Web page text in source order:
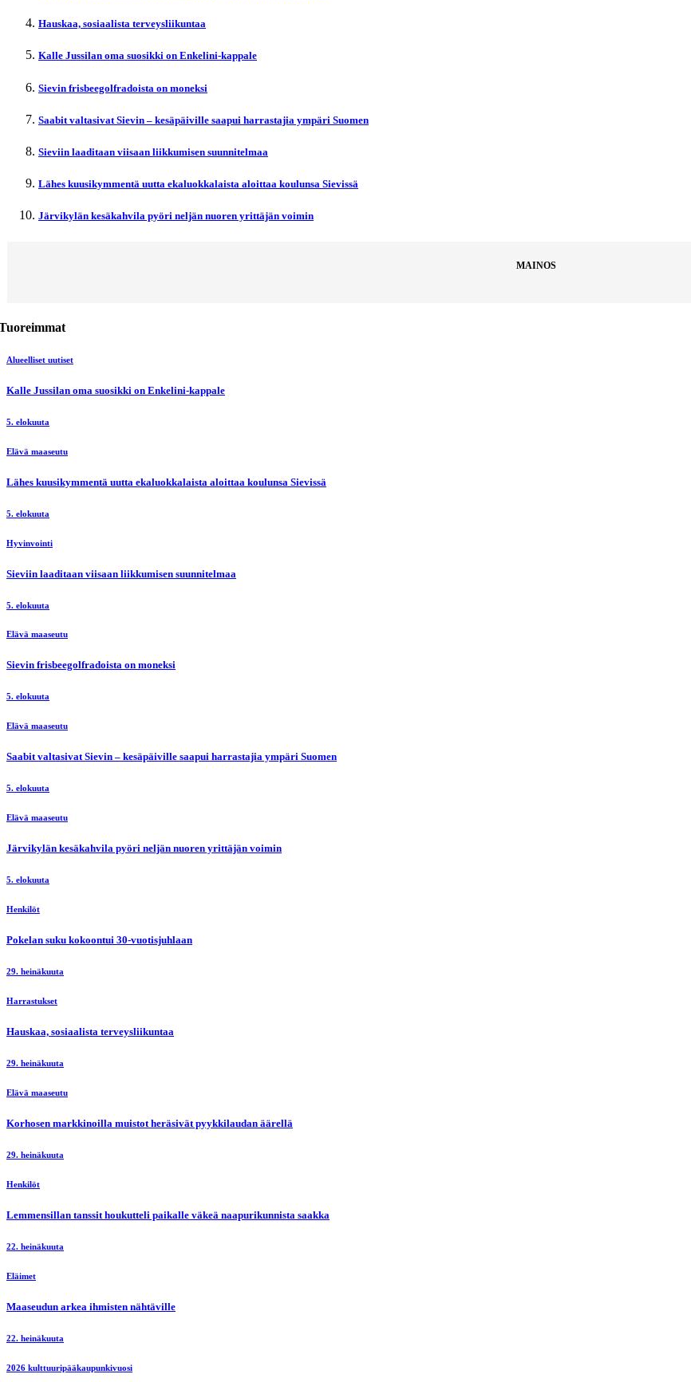
Hauskaa, sosiaalista terveysliikuntaa
Kalle Jussilan oma suosikki on Enkelini-kappale
Sievin frisbeegolfradoista on moneksi
Saabit valtasivat Sievin – kesäpäiville saapui harrastajia ympäri Suomen
Sieviin laaditaan viisaan liikkumisen suunnitelmaa
Lähes kuusikymmentä uutta ekaluokkalaista aloittaa koulunsa Sievissä
Järvikylän kesäkahvila pyöri neljän nuoren yrittäjän voimin
MAINOS
Alueelliset uutiset
Kalle Jussilan oma suosikki on Enkelini-kappale
5. elokuuta
Elävä maaseutu
Lähes kuusikymmentä uutta ekaluokkalaista aloittaa koulunsa Sievissä
5. elokuuta
Hyvinvointi
Sieviin laaditaan viisaan liikkumisen suunnitelmaa
5. elokuuta
Elävä maaseutu
Sievin frisbeegolfradoista on moneksi
5. elokuuta
Elävä maaseutu
Saabit valtasivat Sievin – kesäpäiville saapui harrastajia ympäri Suomen
5. elokuuta
Elävä maaseutu
Järvikylän kesäkahvila pyöri neljän nuoren yrittäjän voimin
5. elokuuta
Henkilöt
Pokelan suku kokoontui 30-vuotisjuhlaan
29. heinäkuuta
Harrastukset
Hauskaa, sosiaalista terveysliikuntaa
29. heinäkuuta
Elävä maaseutu
Korhosen markkinoilla muistot heräsivät pyykkilaudan äärellä
29. heinäkuuta
Henkilöt
Lemmensillan tanssit houkutteli paikalle väkeä naapurikunnista saakka
22. heinäkuuta
Eläimet
Maaseudun arkea ihmisten nähtäville
22. heinäkuuta
2026 kulttuuripääkaupunkivuosi